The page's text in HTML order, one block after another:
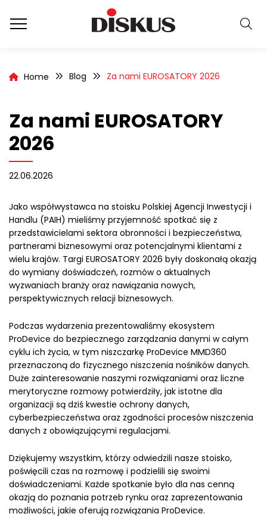
Home Blog Za nami EUROSATORY 2026
Za nami EUROSATORY
2026
22.06.2026
Jako współwystawca na stoisku Polskiej Agencji Inwestycji i
Handlu (PAIH) mieliśmy przyjemność spotkać się z
przedstawicielami sektora obronności i bezpieczeństwa,
partnerami biznesowymi oraz potencjalnymi klientami z
wielu krajów. Targi EUROSATORY 2026 były doskonałą okazją
do wymiany doświadczeń, rozmów o aktualnych
wyzwaniach branży oraz nawiązania nowych,
perspektywicznych relacji biznesowych.
Podczas wydarzenia prezentowaliśmy ekosystem
ProDevice do bezpiecznego zarządzania danymi w całym
cyklu ich życia, w tym niszczarkę ProDevice MMD360
przeznaczoną do fizycznego niszczenia nośników danych.
Duże zainteresowanie naszymi rozwiązaniami oraz liczne
merytoryczne rozmowy potwierdziły, jak istotne dla
organizacji są dziś kwestie ochrony danych,
cyberbezpieczeństwa oraz zgodności procesów niszczenia
danych z obowiązującymi regulacjami.
Dziękujemy wszystkim, którzy odwiedzili nasze stoisko,
poświęcili czas na rozmowę i podzielili się swoimi
doświadczeniami. Każde spotkanie było dla nas cenną
okazją do poznania potrzeb rynku oraz zaprezentowania
możliwości, jakie oferują rozwiązania ProDevice.